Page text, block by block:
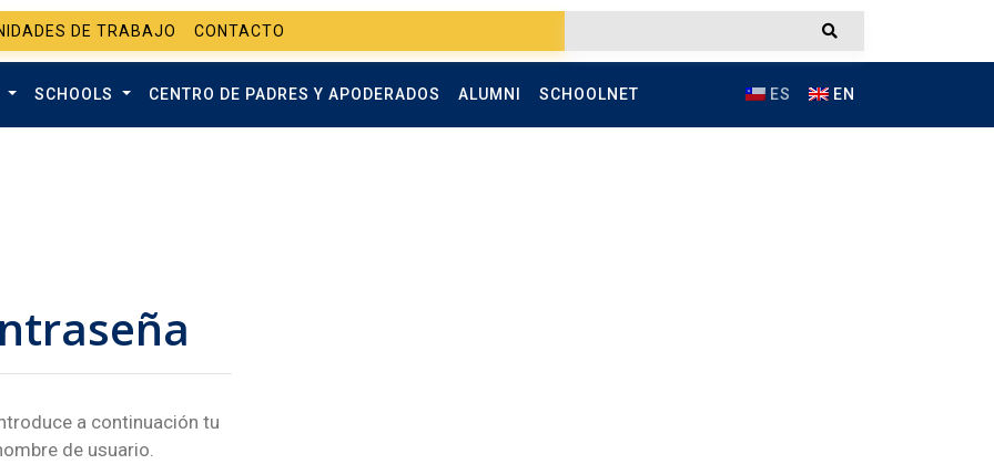
DE TRABAJO CONTACTO
SCHOOLS CENTRO DE PADRES Y APODERADOS ALUMNI SCHOOLNET ES EN
a continuación tu
de usuario.